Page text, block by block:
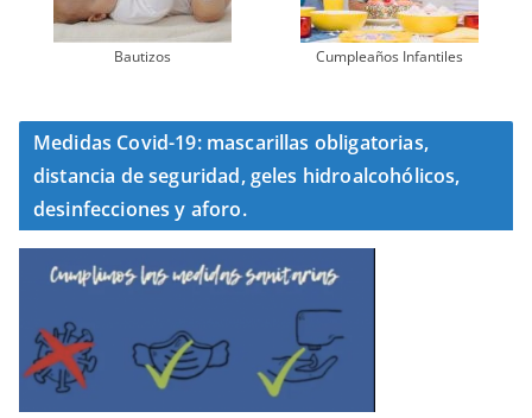
Bautizos Cumpleaños Infantiles
Medidas Covid-19: mascarillas obligatorias,
distancia de seguridad, geles hidroalcohólicos,
desinfecciones y aforo.